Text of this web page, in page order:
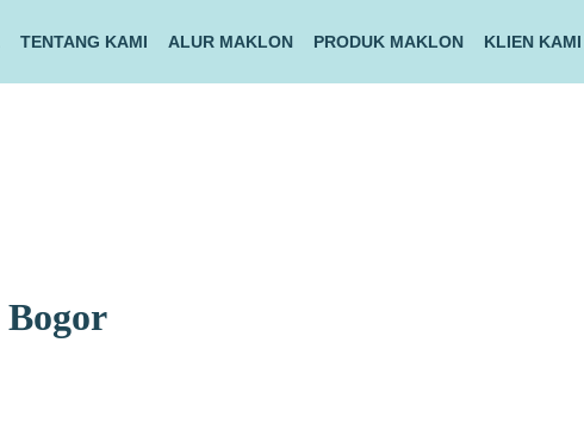
TENTANG KAMI ALUR MAKLON PRODUK MAKLON KLIEN KAMI